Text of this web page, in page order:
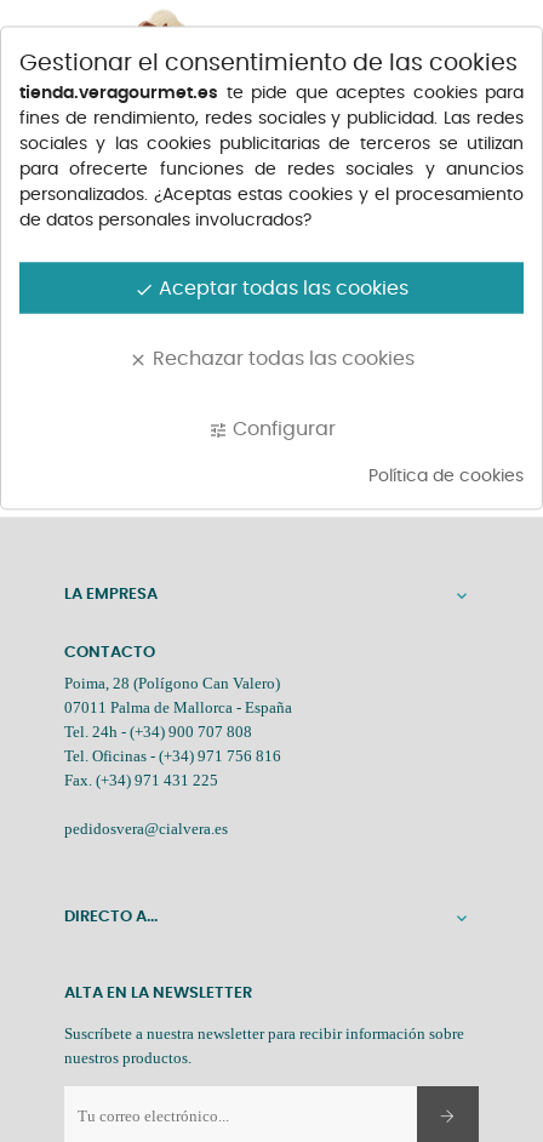
Precio
3,75 €
LA EMPRESA 
CONTACTO
Poima, 28 (Polígono Can Valero)
07011 Palma de Mallorca - España
Tel. 24h - (+34) 900 707 808
Tel. Oficinas - (+34) 971 756 816
Fax. (+34) 971 431 225
pedidosvera@cialvera.es
DIRECTO A... 
ALTA EN LA NEWSLETTER
Suscríbete a nuestra newsletter para recibir información sobre
nuestros productos.
Gestionar el consentimiento de las cookies
tienda.veragourmet.es te pide que aceptes cookies para
fines de rendimiento, redes sociales y publicidad. Las redes
sociales y las cookies publicitarias de terceros se utilizan
para ofrecerte funciones de redes sociales y anuncios
personalizados. ¿Aceptas estas cookies y el procesamiento
de datos personales involucrados?
done Aceptar todas las cookies
clear Rechazar todas las cookies
tune Configurar
Política de cookies